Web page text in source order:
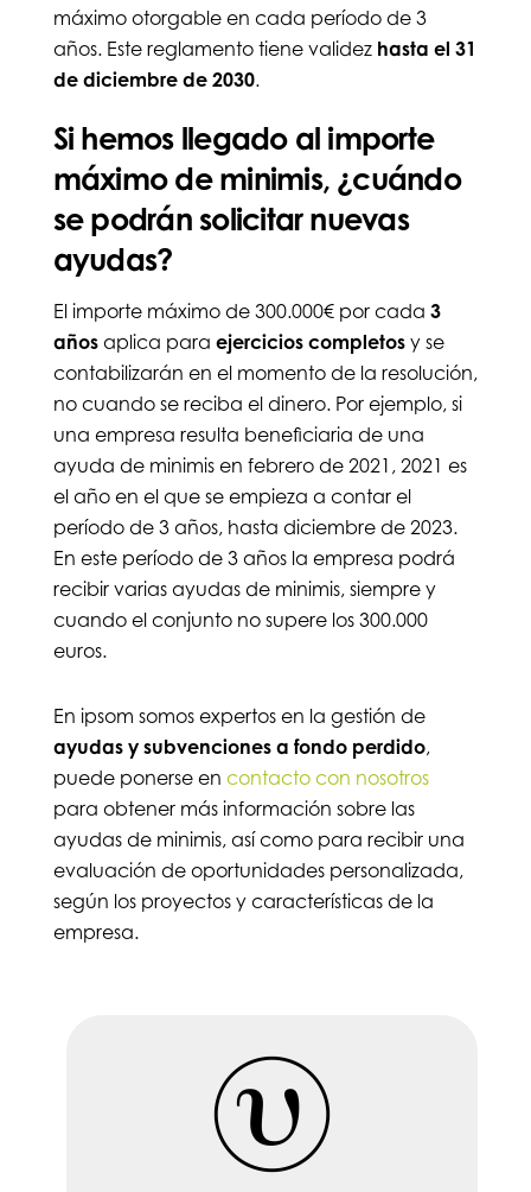
máximo otorgable en cada período de 3
años. Este reglamento tiene validez hasta el 31
de diciembre de 2030.
Si hemos llegado al importe
máximo de minimis, ¿cuándo
se podrán solicitar nuevas
ayudas?
El importe máximo de 300.000€ por cada 3
años aplica para ejercicios completosy se
contabilizarán en el momento de la resolución,
no cuando se reciba el dinero. Por ejemplo, si
una empresa resulta beneficiaria de una
ayuda de minimis en febrero de 2021, 2021 es
el año en el que se empieza a contar el
período de 3 años, hasta diciembre de 2023.
En este período de 3 años la empresa podrá
recibir varias ayudas de minimis, siempre y
cuando el conjunto no supere los 300.000
euros.
En ipsom somos expertos en la gestión de
ayudas y subvenciones a fondo perdido,
puede ponerse en contacto con nosotros
para obtener más información sobre las
ayudas de minimis, así como para recibir una
evaluación de oportunidades personalizada,
según los proyectos y características de la
empresa.